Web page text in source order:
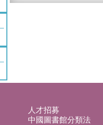
人才招募
中國圖書館分類法